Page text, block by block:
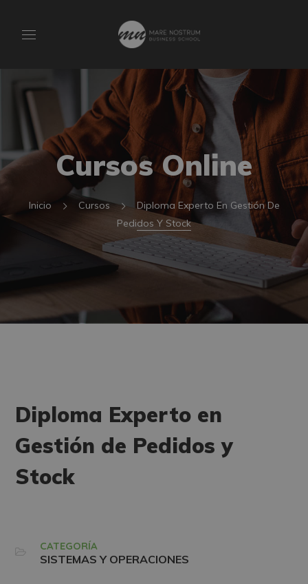
Cursos Online
Inicio Cursos
Diploma Experto En Gestión De
Pedidos Y Stock
Diploma Experto en
Gestión de Pedidos y
Stock
CATEGORÍA
SISTEMAS Y OPERACIONES